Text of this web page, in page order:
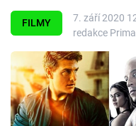
Témata
Filmy
Seriály
FILMY
7. září 2020
redakce